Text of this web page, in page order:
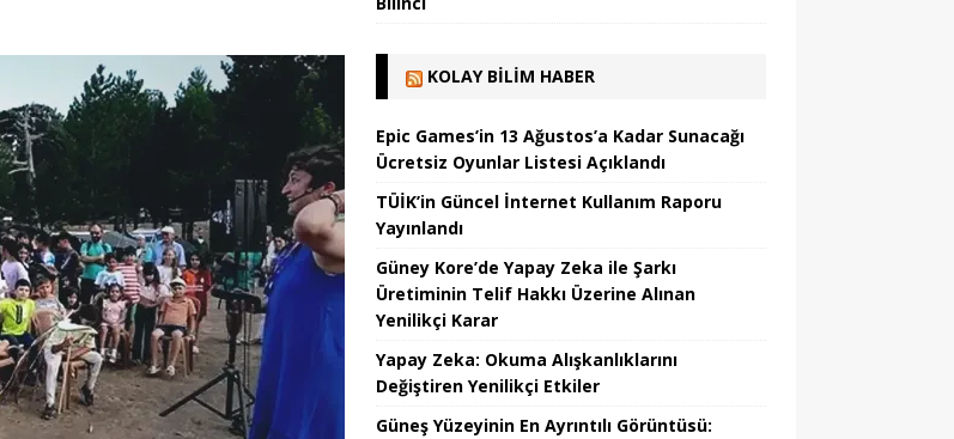
KOLAY BILIM HABER
Epic Games’in 13 Ağustos’a Kadar Sunacağı
Ücretsiz Oyunlar Listesi Açıklandı
TÜİK’in Güncel İnternet Kullanım Raporu
Yayınlandı
Güney Kore’de Yapay Zeka ile Şarkı
Üretiminin Telif Hakkı Üzerine Alınan
Yenilikçi Karar
Yapay Zeka: Okuma Alışkanlıklarını
Değiştiren Yenilikçi Etkiler
Güneş Yüzeyinin En Ayrıntılı Görüntüsü: